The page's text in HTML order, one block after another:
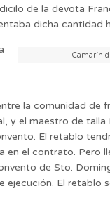
de la devota
dicha cantidad
Camarín
la comunidad de
y el maestro de
El retablo
en el contrato. Pero
de Sto.
El retablo